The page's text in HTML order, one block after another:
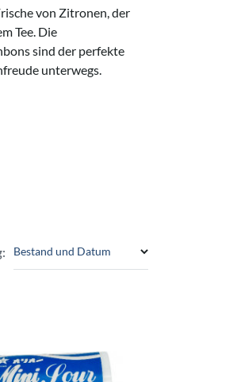
von Zitronen, der
Tee. Die
sind der perfekte
unterwegs.
Bestand und Datum